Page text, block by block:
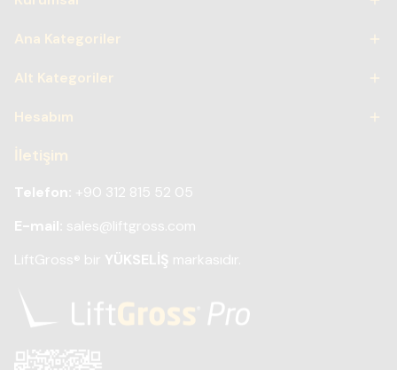
Ana Kategoriler
Alt Kategoriler
Hesabım
İletişim
Telefon: +90 312 815 52 05
E-mail: sales@liftgross.com
LiftGross® bir YÜKSELİŞ markasıdır.